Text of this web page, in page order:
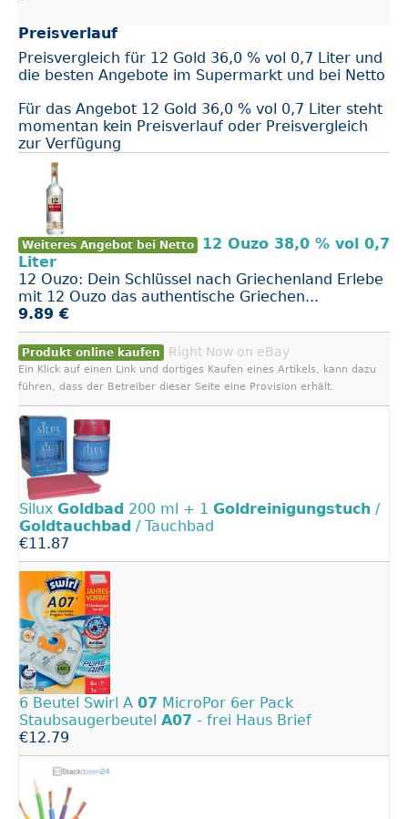
Preisverlauf
Preisvergleich für 12 Gold 36,0 % vol 0,7 Liter und
die besten Angebote im Supermarkt und bei Netto
Für das Angebot 12 Gold 36,0 % vol 0,7 Liter steht
momentan kein Preisverlauf oder Preisvergleich
zur Verfügung
Weiteres Angebot bei Netto
12 Ouzo 38,0 % vol 0,7
Liter
12 Ouzo: Dein Schlüssel nach Griechenland Erlebe
mit 12 Ouzo das authentische Griechen...
9.89 €
Produkt online kaufen Right Now on eBay
Ein Klick auf einen Link und dortiges Kaufen eines Artikels, kann dazu
führen, dass der Betreiber dieser Seite eine Provision erhält.
Silux Goldbad 200 ml + 1 Goldreinigungstuch /
Goldtauchbad / Tauchbad
€11.87
6 Beutel Swirl A 07 MicroPor 6er Pack
Staubsaugerbeutel A07 - frei Haus Brief
€12.79